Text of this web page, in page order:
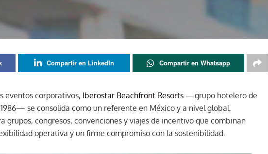
Compartir en LinkedIn Compartir en Whatsapp
eventos corporativos, Iberostar Beachfront Resorts —grupo hotelero de
se consolida como un referente en México y a nivel global,
grupos, congresos, convenciones y viajes de incentivo que combinan
operativa y un firme compromiso con la sostenibilidad.